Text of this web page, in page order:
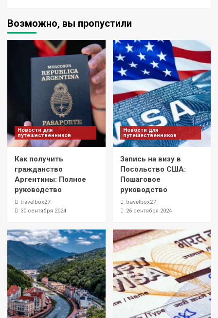
Возможно, вы пропустили
Новости для
путешественников
Как получить
гражданство
Аргентины: Полное
руководство
travelbox27_
30 сентября 2024
Новости для
путешественников
Запись на визу в
Посольство США:
Пошаговое
руководство
travelbox27_
26 сентября 2024